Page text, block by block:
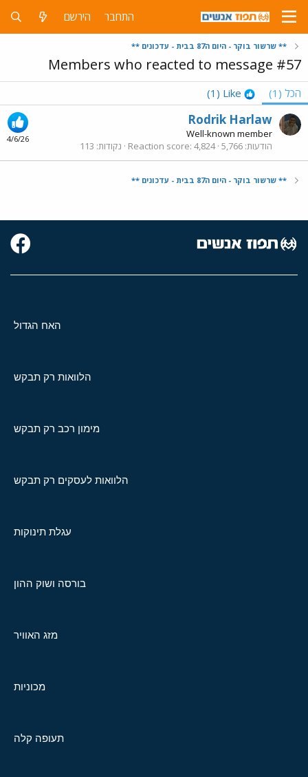
התחבר הירשם
** שרשור בוקר - היום ה87 בבית - עדכונים **
Members who reacted to message #57
הכל (1)
Like
(1)
4/6/26
Rodrik Harlaw
Well-known member
הודעות 5,766
Reaction score 4,824 נקודות 113
** שרשור בוקר - היום ה87 בבית - עדכונים **
האח הגדול
הלוואות רק תבקש
מימון רכב רק תבקש
הלוואות לעסקים רק תבקש
עגלת תינוקות
בורסה ושוק ההון
מזג האוויר
מכוניות
תעופה קלה